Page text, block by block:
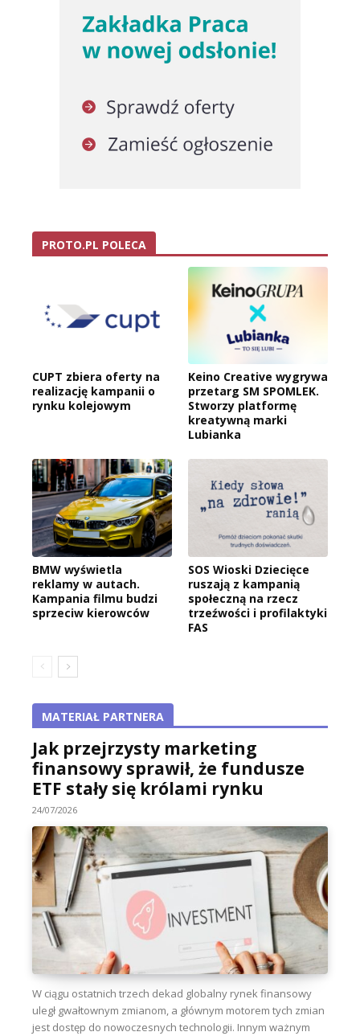
PROTO.PL POLECA
CUPT zbiera oferty na
realizację kampanii o
rynku kolejowym
Keino Creative wygrywa
przetarg SM SPOMLEK.
Stworzy platformę
kreatywną marki
Lubianka
BMW wyświetla
reklamy w autach.
Kampania filmu budzi
sprzeciw kierowców
SOS Wioski Dziecięce
ruszają z kampanią
społeczną na rzecz
trzeźwości i profilaktyki
FAS
MATERIAŁ PARTNERA
Jak przejrzysty marketing
finansowy sprawił, że fundusze
ETF stały się królami rynku
24/07/2026
W ciągu ostatnich trzech dekad globalny rynek finansowy
uległ gwałtownym zmianom, a głównym motorem tych zmian
jest dostęp do nowoczesnych technologii. Innym ważnym